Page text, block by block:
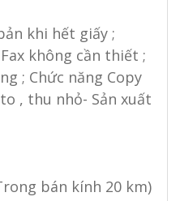
khi hết giấy ;
không cần thiết ;
; Chức năng Copy
, thu nhỏ- Sản xuất
bán kính 20 km)